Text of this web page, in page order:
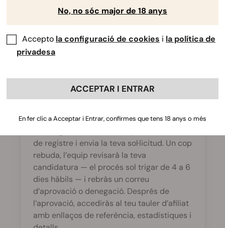
Help
Center > Col·laboracions
Back
Com puc unir-me al programa
d’afiliats?
Per unir-t’hi, ves a la pàgina d’inscripció
de registre i envia la teva sol·licitud. Un cop
rebuda, l’equip revisarà la teva
candidatura — el procés sol trigar de 4 a 6
dies hàbils — i rebràs un correu
d’aprovació o denegació. Després de
l’aprovació, accediràs al teu tauler d’afiliat
amb enllaços de referència, estadístiques i
No, no sóc major de 18 anys
Accepto la configuració de cookies i la política de
privadesa
ACCEPTAR I ENTRAR
En fer clic a Acceptar i Entrar, confirmes que tens 18 anys o més